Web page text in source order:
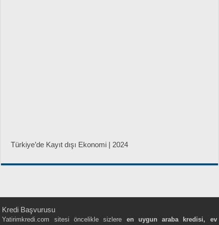
Türkiye’de Kayıt dışı Ekonomi | 2024
Kredi Başvurusu
Yatirimkredi.com sitesi öncelikle sizlere en uygun araba kredisi, ev